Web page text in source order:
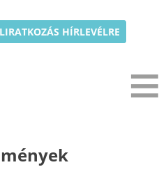
HÍRLEVÉLRE